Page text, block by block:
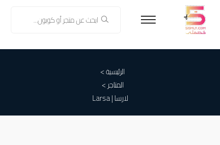
الرئيسية >
المتاجر >
لارسا | Larsa